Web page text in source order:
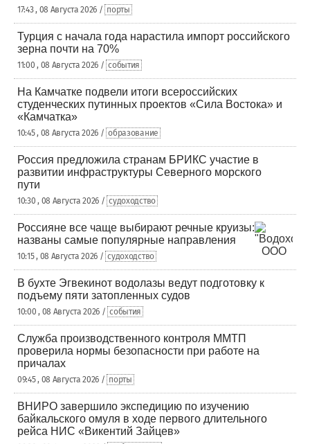
17:43 , 08 Августа 2026 / порты
Турция с начала года нарастила импорт российского
зерна почти на 70%
11:00 , 08 Августа 2026 / события
На Камчатке подвели итоги всероссийских
студенческих путинных проектов «Сила Востока» и
«Камчатка»
10:45 , 08 Августа 2026 / образование
Россия предложила странам БРИКС участие в
развитии инфраструктуры Северного морского
пути
10:30 , 08 Августа 2026 / судоходство
Россияне все чаще выбирают речные круизы:
названы самые популярные направления
10:15 , 08 Августа 2026 / судоходство
В бухте Эгвекинот водолазы ведут подготовку к
подъему пяти затопленных судов
10:00 , 08 Августа 2026 / события
Служба производственного контроля ММТП
проверила нормы безопасности при работе на
причалах
09:45 , 08 Августа 2026 / порты
ВНИРО завершило экспедицию по изучению
байкальского омуля в ходе первого длительного
рейса НИС «Викентий Зайцев»